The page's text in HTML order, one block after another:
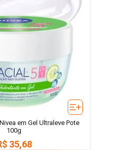
em Gel Ultraleve Pote
100g
35,68